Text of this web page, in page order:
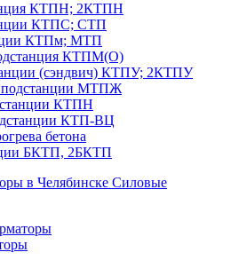
КТПН; 2КТПН
КТПС; СТП
КТПм; МТП
КТПМ(О)
(сэндвич) КТПУ; 2КТПУ
подстанции МТПЖ
КТПН
КТП-ВЦ
бетона
БКТП, 2БКТП
Силовые